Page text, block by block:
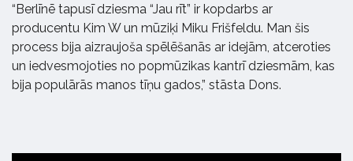
“Berlīnē tapusī dziesma “Jau rīt” ir kopdarbs ar
producentu Kim W un mūziķi Miku Frišfeldu. Man šis
process bija aizraujoša spēlēšanās ar idejām, atceroties
un iedvesmojoties no popmūzikas kantrī dziesmām, kas
bija populārās manos tīņu gados,” stāsta Dons.